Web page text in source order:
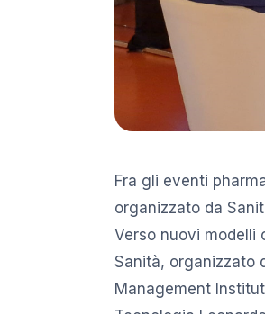
Fra gli eventi
organizzato da
Verso nuovi modelli
Sanità, organizzato
Management